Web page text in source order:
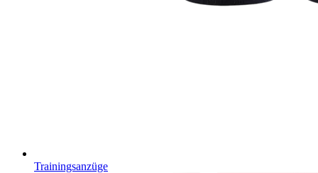
Trainingsanzüge